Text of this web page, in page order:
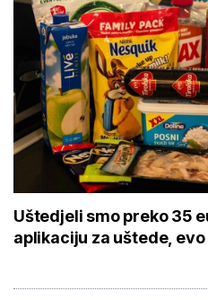
Uštedjeli smo preko 35
aplikaciju za uštede,